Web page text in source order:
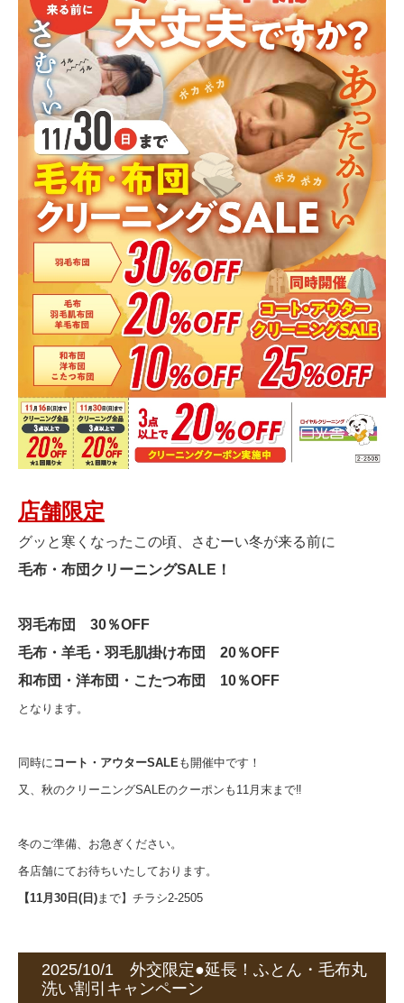
店舗限定
グッと寒くなったこの頃、さむーい冬が来る前に
毛布・布団クリーニングSALE！
羽毛布団 30％OFF
毛布・羊毛・羽毛肌掛け布団 20％OFF
和布団・洋布団・こたつ布団 10％OFF
となります。
同時に コート・アウターSALE も開催中です！
又、秋のクリーニングSALEのクーポンも11月末まで‼
冬のご準備、お急ぎください。
各店舗にてお待ちいたしております。
【11月30日(日) まで】チラシ2-2505
2025/10/1 外交限定●延長！ふとん・毛布丸
洗い割引キャンペーン